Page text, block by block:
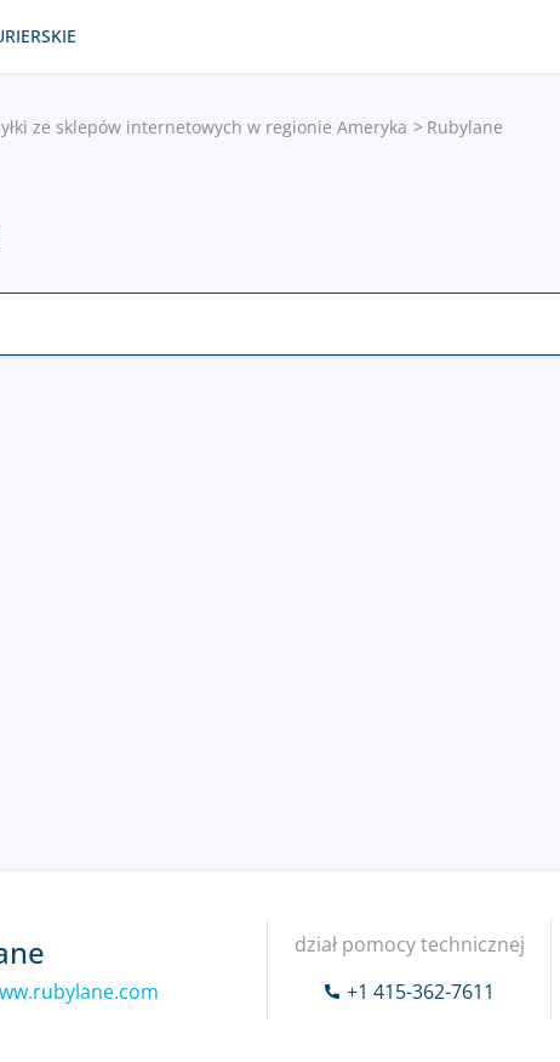
ze sklepów internetowych w regionie Ameryka Rubylane
dział pomocy technicznej
+1 415-362-7611